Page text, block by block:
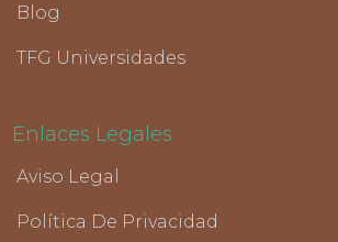
Blog
TFG Universidades
Enlaces Legales
Aviso Legal
Política De Privacidad